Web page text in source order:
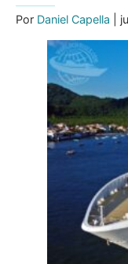
Por Daniel Capella |